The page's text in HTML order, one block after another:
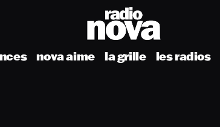
nova aime la grille les radios